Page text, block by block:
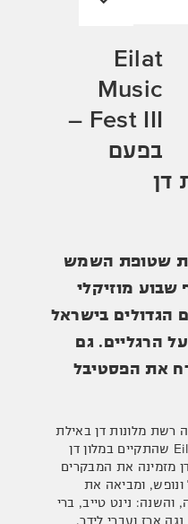
Eilat
Music
Fest III –
בפעם
דן
שטופת השמש
מוזיקלי
הגדולים בישראל
הרגליים. גם
את הפסטיבל
רשת מלונות דן באילת
את פסטיבל המוזיקה Eilat music שהתקיים במלון דן
מזמינה את המבקרים
ונופש, ומביאה את
והשנה: נינט טייב, ברי
ארז ועברי לידר.